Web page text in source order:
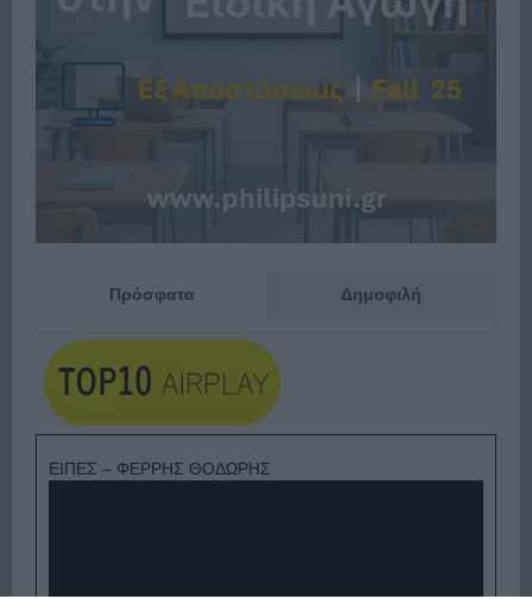
Πρόσφατα Δημοφιλή
ΕΙΠΕΣ – ΦΕΡΡΗΣ ΘΟΔΩΡΗΣ